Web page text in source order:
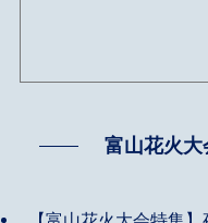
富山花火大